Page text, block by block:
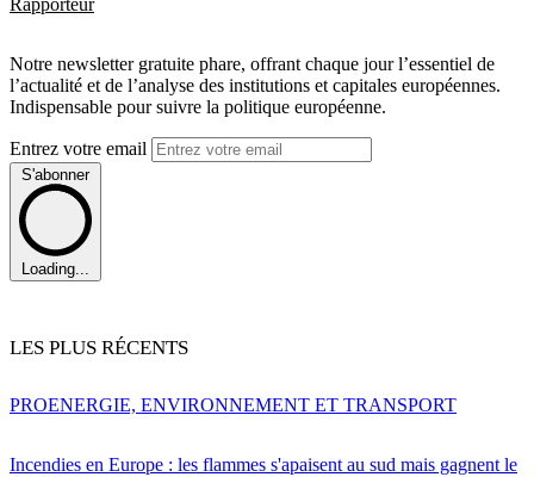
Notre newsletter gratuite phare, offrant chaque jour l’essentiel de
l’actualité et de l’analyse des institutions et capitales européennes.
Indispensable pour suivre la politique européenne.
Entrez votre email
S'abonner
Loading...
LES PLUS RÉCENTS
Incendies en Europe : les flammes s'apaisent au sud mais gagnent le
PROENERGIE, ENVIRONNEMENT ET TRANSPORT